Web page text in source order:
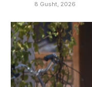
8 Gusht, 2026